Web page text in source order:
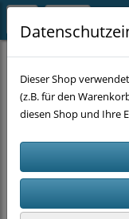
MENGENRABATTE
Dieser Shop
(z.B. für den
diesen Shop und Ihre